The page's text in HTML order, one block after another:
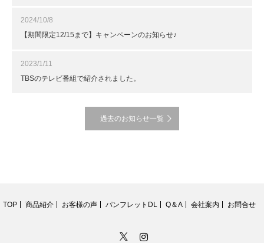
2024/10/8
【期間限定12/15まで】キャンペーンのお知らせ♪
2023/1/11
TBSのテレビ番組で紹介されました。
過去のお知らせ一覧
TOP 商品紹介 お客様の声 パンフレットDL Q＆A 会社案内 お問合せ